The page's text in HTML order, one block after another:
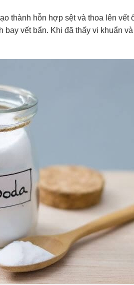
thành hỗn hợp sệt và thoa lên vết
vết bẩn. Khi đã thấy vi khuẩn